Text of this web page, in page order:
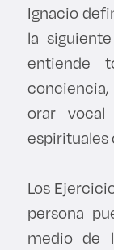
Ignacio
la
entiende
orar
espirituales
Los
persona
medio de